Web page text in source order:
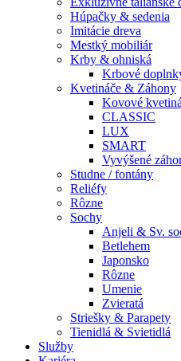
Húpačky & sedenia
Imitácie dreva
Mestký mobiliár
Krby & ohniská
Krbové
Kvetináče & Záhony
Kovové
CLASSIC
LUX
SMART
Vyvýšené
Studne / fontány
Reliéfy
Rôzne
Sochy
Anjeli & Sv.
Betlehem
Japonsko
Rôzne
Umenie
Zvieratá
Striešky & Parapety
Tienidlá & Svietidlá
Služby